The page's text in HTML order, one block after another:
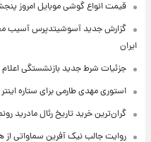
قیمت انواع گوشی موبایل امروز پنجشنبه ۱۵ مرداد ۱۴۰۵
گزارش جدید آسوشیتدپرس آسیب
ایران
جزئیات شرط جدید بازنشستگی
استوری مهدی طارمی برای ستاره
گران‌ترین خرید تاریخ رئال مادرید
روایت جالب نیک آفرین سماواتی از